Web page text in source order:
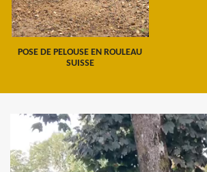
POSE DE PELOUSE EN ROULEAU
SUISSE